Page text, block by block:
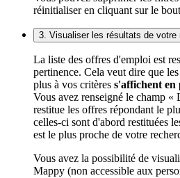
réinitialiser en cliquant sur le
3. Visualiser les résultats de votre
La liste des offres d'emploi est
pertinence. Cela veut dire que
plus à vos critères s'affichent en
Vous avez renseigné le champ
restitue les offres répondant le
celles-ci sont d'abord restituées
est le plus proche de votre
Vous avez la possibilité de
Mappy (non accessible aux